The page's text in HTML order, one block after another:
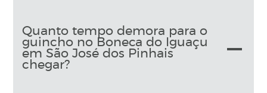
Quanto tempo demora para o
guincho no Boneca do Iguaçu
em São José dos Pinhais
chegar?